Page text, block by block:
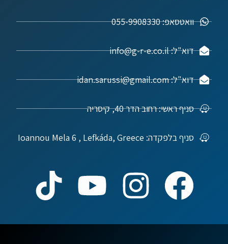
וואטסאפ: 055-9908330
דוא"ל: info@g-r-e.co.il
דוא"ל: idan.sarussi@gmail.com
סניף ראשי: רחוב הדר 40, קיסריה
סניף בלפקדה: Ioannou Mela 6 , Lefkáda, Greece